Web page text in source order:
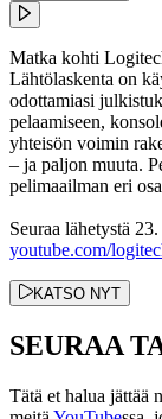
Matka kohti
Lähtölaskenta on
odottamiasi
pelaamiseen,
yhteisön voimin
– ja paljon muuta.
pelimaailman eri
Seuraa lähetystä
youtube.com/
KATSO NYT
SEURAA
Tätä et halua jättää